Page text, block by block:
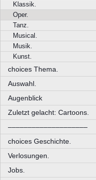
Klassik.
Oper.
Tanz.
Musical.
Musik.
Kunst.
choices Thema.
Auswahl.
Augenblick
Zuletzt gelacht: Cartoons.
––––––––––––––––––––
choices Geschichte.
Verlosungen.
Jobs.